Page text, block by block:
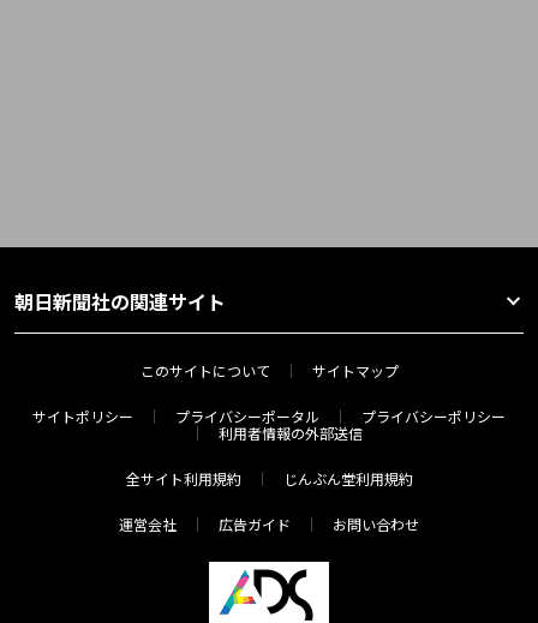
朝日新聞社の関連サイト
このサイトについて サイトマップ
サイトポリシー プライバシーポータル
プライバシーポリシー
利用者情報の外部送信
全サイト利用規約 じんぶん堂利用規約
運営会社 広告ガイド お問い合わせ